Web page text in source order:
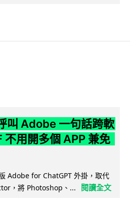
叫 Adobe 一句話跨軟
不用開多個 APP 兼免
Adobe for ChatGPT 外掛，取代
，將 Photoshop、...
閱讀全文